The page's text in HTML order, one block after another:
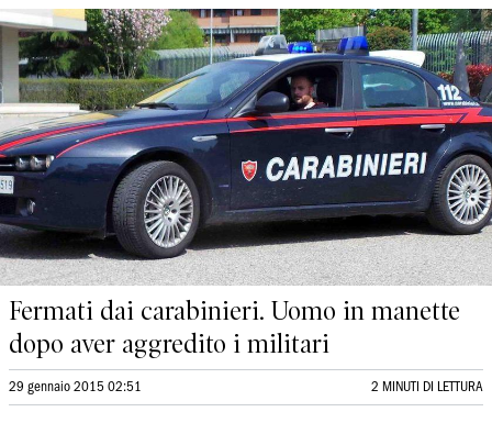
Fermati dai carabinieri. Uomo in manette
dopo aver aggredito i militari
29 gennaio 2015 02:51 2 MINUTI DI LETTURA